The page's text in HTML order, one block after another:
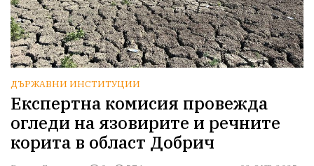
ДЪРЖАВНИ ИНСТИТУЦИИ
Експертна комисия провежда
огледи на язовирите и речните
корита в област Добрич